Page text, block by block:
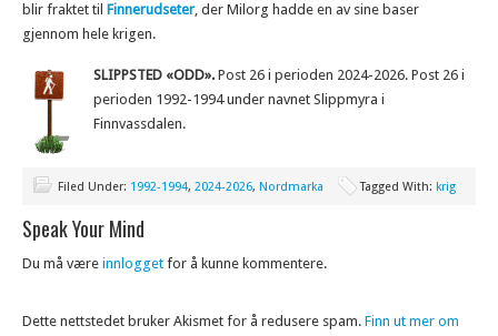
blir fraktet til Finnerudseter, der Milorg hadde en av sine baser
gjennom hele krigen.
SLIPPSTED «ODD». Post 26 i perioden 2024-2026. Post 26 i
perioden 1992-1994 under navnet Slippmyra i
Finnvassdalen.
Filed Under: 1992-1994, 2024-2026, Nordmarka Tagged With: krig
Speak Your Mind
Du må være innlogget for å kunne kommentere.
Dette nettstedet bruker Akismet for å redusere spam. Finn ut mer om